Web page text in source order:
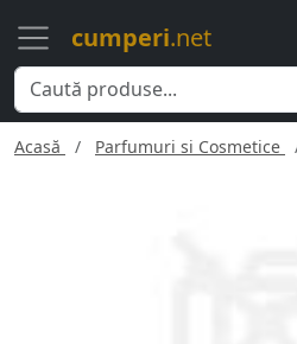
cumperi.net
Acasă Parfumuri si Cosmetice